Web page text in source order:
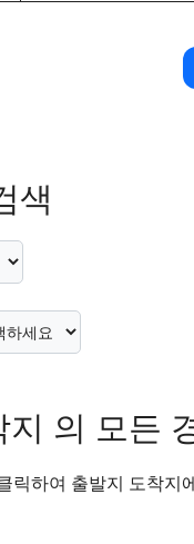
색
의 모든
릭하여 출발지 도착지